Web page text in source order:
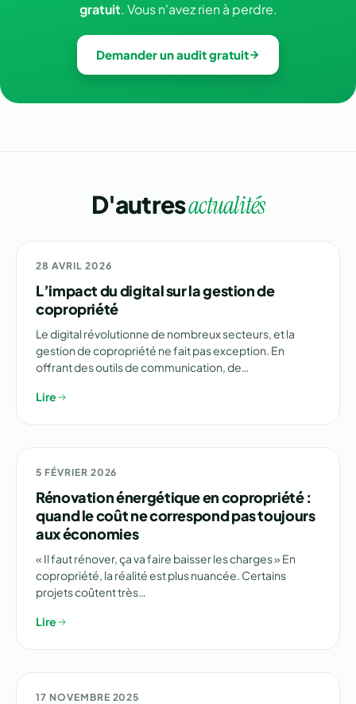
gratuit. Vous n'avez rien à perdre.
Demander un audit gratuit
D'autresactualités
💰 GESTION
28 AVRIL 2026
L’impact du digital sur la gestion de
copropriété
Le digital révolutionne de nombreux secteurs, et la
gestion de copropriété ne fait pas exception. En
offrant des outils de communication, de…
Lire
🏗️ RÉNOVATION
5 FÉVRIER 2026
Rénovation énergétique en copropriété :
quand le coût ne correspond pas toujours
aux économies
« Il faut rénover, ça va faire baisser les charges » En
copropriété, la réalité est plus nuancée. Certains
projets coûtent très…
Lire
⚠️ ENQUÊTE
17 NOVEMBRE 2025